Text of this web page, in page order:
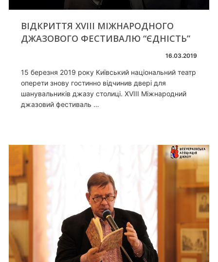
ВІДКРИТТЯ XVIII МІЖНАРОДНОГО
ДЖАЗОВОГО ФЕСТИВАЛЮ “ЄДНІСТЬ”
16.03.2019
15 березня 2019 року Київський національний театр
оперети знову гостинно відчинив двері для
шанувальників джазу столиці. XVIII Міжнародний
джазовий фестиваль …